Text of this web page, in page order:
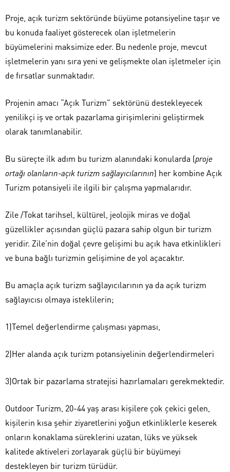
Proje, açık turizm sektöründe büyüme potansiyeline taşır ve
bu konuda faaliyet gösterecek olan işletmelerin
büyümelerini maksimize eder. Bu nedenle proje, mevcut
işletmelerin yanı sıra yeni ve gelişmekte olan işletmeler için
de fırsatlar sunmaktadır.
Projenin amacı “Açık Turizm” sektörünü destekleyecek
yenilikçi iş ve ortak pazarlama girişimlerini geliştirmek
olarak tanımlanabilir.
Bu süreçte ilk adım bu turizm alanındaki konularda (proje
ortağı olanların-açık turizm sağlayıcılarının) her kombine Açık
Turizm potansiyeli ile ilgili bir çalışma yapmalarıdır.
Zile /Tokat tarihsel, kültürel, jeolojik miras ve doğal
güzellikler açısından güçlü pazara sahip olgun bir turizm
yeridir. Zile’nin doğal çevre gelişimi bu açık hava etkinlikleri
ve buna bağlı turizmin gelişimine de yol açacaktır.
Bu amaçla açık turizm sağlayıcılarının ya da açık turizm
sağlayıcısı olmaya isteklilerin;
1)Temel değerlendirme çalışması yapması,
2)Her alanda açık turizm potansiyelinin değerlendirmeleri
3)Ortak bir pazarlama stratejisi hazırlamaları gerekmektedir.
Outdoor Turizm, 20-44 yaş arası kişilere çok çekici gelen,
kişilerin kısa şehir ziyaretlerini yoğun etkinliklerle keserek
onların konaklama süreklerini uzatan, lüks ve yüksek
kalitede aktiveleri zorlayarak güçlü bir büyümeyi
destekleyen bir turizm türüdür.